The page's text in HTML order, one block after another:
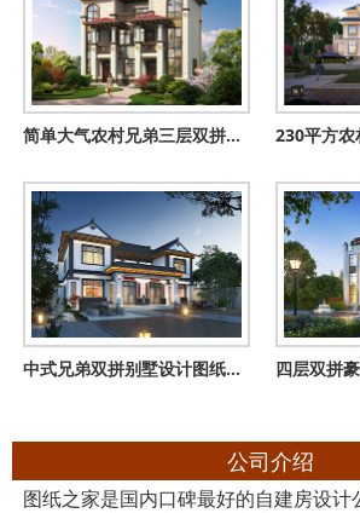
简单大气农村兄弟三层双拼别墅住宅设计图，13X8米
中式兄弟双拼别墅设计图纸，类似合院造型，美爆了
公司介绍
图纸之家是国内口碑最好的自建房设计